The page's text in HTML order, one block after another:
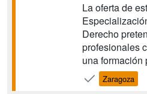
La oferta de
Derecho
profesionales
una formación
con la
las ramas de
Zaragoza